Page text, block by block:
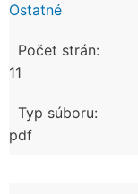
Ostatné
Počet strán:
11
Typ súboru:
pdf